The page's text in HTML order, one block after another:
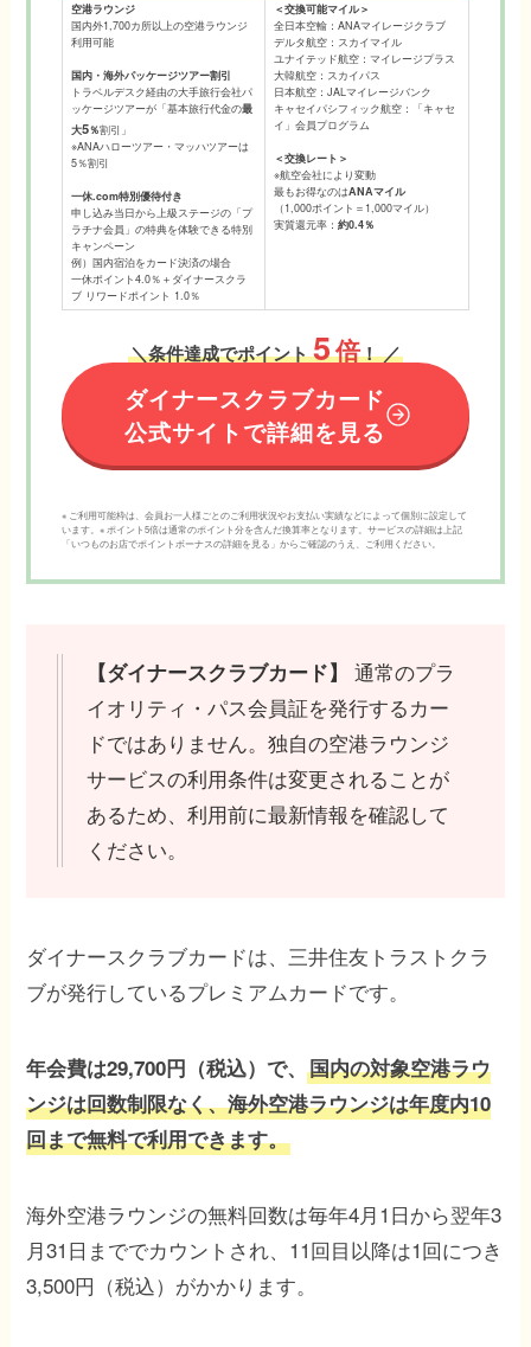
空港ラウンジ
国内外1,700カ所以上の空港ラウンジ
利用可能
国内・海外パッケージツアー割引
トラベルデスク経由の大手旅行会社パ
ッケージツアーが「基本旅行代金の最
大5％割引」
※ANAハローツアー・マッハツアーは
5％割引
一休.com特別優待付き
申し込み当日から上級ステージの「プ
ラチナ会員」の特典を体験できる特別
キャンペーン
例）国内宿泊をカード決済の場合
一休ポイント4.0％＋ダイナースクラ
ブ リワードポイント 1.0％
＜交換可能マイル＞
全日本空輸：ANAマイレージクラブ
デルタ航空：スカイマイル
ユナイテッド航空：マイレージプラス
大韓航空：スカイパス
日本航空：JALマイレージバンク
キャセイパシフィック航空：「キャセ
イ」会員プログラム
＜交換レート＞
※航空会社により変動
最もお得なのはANAマイル
（1,000ポイント＝1,000マイル）
実質還元率： 約0.4％
＼条件達成でポイント5倍！／
ダイナースクラブカード
公式サイトで詳細を見る
※ ご利用可能枠は、会員お一人様ごとのご利用状況やお支払い実績などによって個別に設定して
います。※ ポイント5倍は通常のポイント分を含んだ換算率となります。サービスの詳細は上記
「いつものお店でポイントボーナスの詳細を見る」からご確認のうえ、ご利用ください。
【ダイナースクラブカード】
通常のプラ
イオリティ・パス会員証を発行するカー
ドではありません。独自の空港ラウンジ
サービスの利用条件は変更されることが
あるため、利用前に最新情報を確認して
ください。
ダイナースクラブカードは、三井住友トラストクラ
ブが発行しているプレミアムカードです。
年会費は29,700円（税込）で、国内の対象空港ラウ
ンジは回数制限なく、海外空港ラウンジは年度内10
回まで無料で利用できます。
海外空港ラウンジの無料回数は毎年4月1日から翌年3
月31日まででカウントされ、11回目以降は1回につき
3,500円（税込）がかかります。